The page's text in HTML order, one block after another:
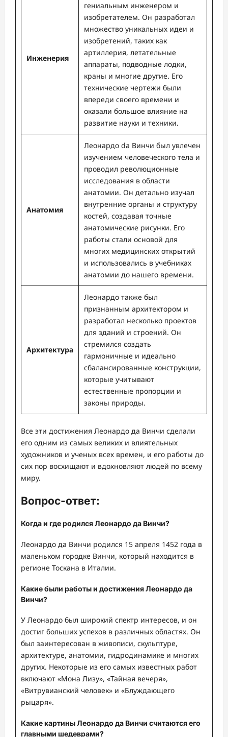
Инженерия
гениальным инженером и
изобретателем. Он разработал
множество уникальных идеи и
изобретений, таких как
артиллерия, летательные
аппараты, подводные лодки,
краны и многие другие. Его
технические чертежи были
впереди своего времени и
оказали большое влияние на
развитие науки и техники.
Анатомия
Леонардо da Винчи был увлечен
изучением человеческого тела и
проводил революционные
исследования в области
анатомии. Он детально изучал
внутренние органы и структуру
костей, создавая точные
анатомические рисунки. Его
работы стали основой для
многих медицинских открытий
и использовались в учебниках
анатомии до нашего времени.
Архитектура
Леонардо также был
признанным архитектором и
разработал несколько проектов
для зданий и строений. Он
стремился создать
гармоничные и идеально
сбалансированные конструкции,
которые учитывают
естественные пропорции и
законы природы.
Все эти достижения Леонардо да Винчи сделали
его одним из самых великих и влиятельных
художников и ученых всех времен, и его работы до
сих пор восхищают и вдохновляют людей по всему
миру.
Вопрос-ответ:
Когда и где родился Леонардо да Винчи?
Леонардо да Винчи родился 15 апреля 1452 года в
маленьком городке Винчи, который находится в
регионе Тоскана в Италии.
Какие были работы и достижения Леонардо да
Винчи?
У Леонардо был широкий спектр интересов, и он
достиг больших успехов в различных областях. Он
был заинтересован в живописи, скульптуре,
архитектуре, анатомии, гидродинамике и многих
других. Некоторые из его самых известных работ
включают «Мона Лизу», «Тайная вечеря»,
«Витрувианский человек» и «Блуждающего
рыцаря».
Какие картины Леонардо да Винчи считаются его
главными шедеврами?